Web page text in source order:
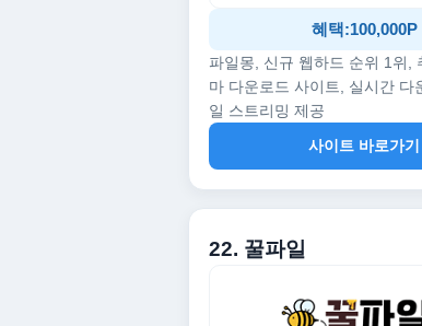
혜택:100,000P
파일몽, 신규 웹하드 순위 1위,
마 다운로드 사이트, 실시간 다
일 스트리밍 제공
사이트 바로가기
22. 꿀파일